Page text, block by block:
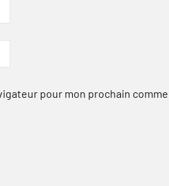
pour mon prochain